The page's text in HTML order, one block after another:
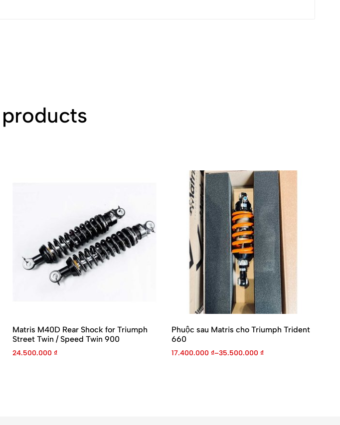
Matris M40D Rear Shock for Triumph
Street Twin / Speed Twin 900
24.500.000 ₫
Phuộc sau Matris cho Triumph Trident
660
17.400.000 ₫–35.500.000 ₫